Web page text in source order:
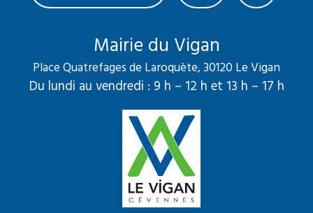
Mairie du Vigan
Place Quatrefages de Laroquète, 30120 Le Vigan
Du lundi au vendredi : 9 h – 12 h et 13 h – 17 h